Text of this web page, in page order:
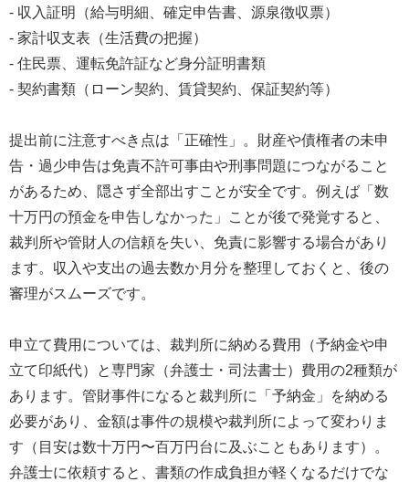
- 収入証明（給与明細、確定申告書、源泉徴収票）
- 家計収支表（生活費の把握）
- 住民票、運転免許証など身分証明書類
- 契約書類（ローン契約、賃貸契約、保証契約等）
提出前に注意すべき点は「正確性」。財産や債権者の未申
告・過少申告は免責不許可事由や刑事問題につながること
があるため、隠さず全部出すことが安全です。例えば「数
十万円の預金を申告しなかった」ことが後で発覚すると、
裁判所や管財人の信頼を失い、免責に影響する場合があり
ます。収入や支出の過去数か月分を整理しておくと、後の
審理がスムーズです。
申立て費用については、裁判所に納める費用（予納金や申
立て印紙代）と専門家（弁護士・司法書士）費用の2種類が
あります。管財事件になると裁判所に「予納金」を納める
必要があり、金額は事件の規模や裁判所によって変わりま
す（目安は数十万円〜百万円台に及ぶこともあります）。
弁護士に依頼すると、書類の作成負担が軽くなるだけでな